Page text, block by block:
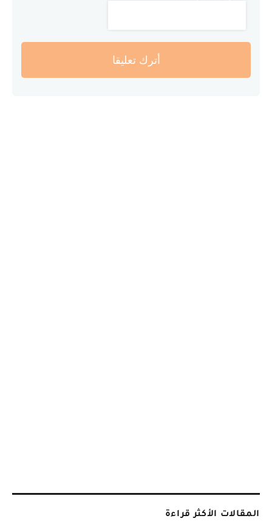
أترك تعليقا
المقالات الأكثر قراءة